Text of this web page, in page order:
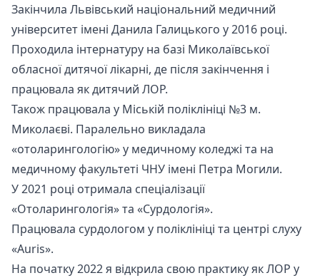
Закінчила Львівський національний медичний
університет імені Данила Галицького у 2016 році.
Проходила інтернатуру на базі Миколаївської
обласної дитячої лікарні, де після закінчення і
працювала як дитячий ЛОР.
Також працювала у Міській поліклініці №3 м.
Миколаєві. Паралельно викладала
«отоларингологію» у медичному коледжі та на
медичному факультеті ЧНУ імені Петра Могили.
У 2021 році отримала спеціалізації
«Отоларингологія» та «Сурдологія».
Працювала сурдологом у поліклініці та центрі слуху
«Auris».
На початку 2022 я відкрила свою практику як ЛОР у